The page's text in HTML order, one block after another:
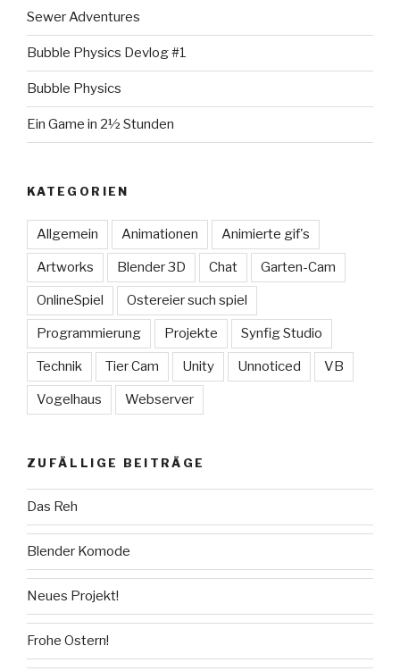
Sewer Adventures
Bubble Physics Devlog #1
Bubble Physics
Ein Game in 2½ Stunden
KATEGORIEN
Allgemein Animationen Animierte gif's
Artworks Blender 3D Chat Garten-Cam
OnlineSpiel Ostereier such spiel
Programmierung Projekte Synfig Studio
Technik Tier Cam Unity Unnoticed VB
Vogelhaus Webserver
ZUFÄLLIGE BEITRÄGE
Das Reh
Blender Komode
Neues Projekt!
Frohe Ostern!